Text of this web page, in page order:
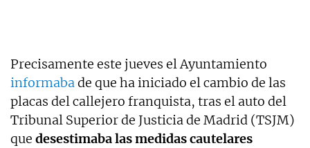
Precisamente este jueves el Ayuntamiento
informabade que ha iniciado el cambio de las
placas del callejero franquista, tras el auto del
Tribunal Superior de Justicia de Madrid (TSJM)
que desestimaba las medidas cautelares